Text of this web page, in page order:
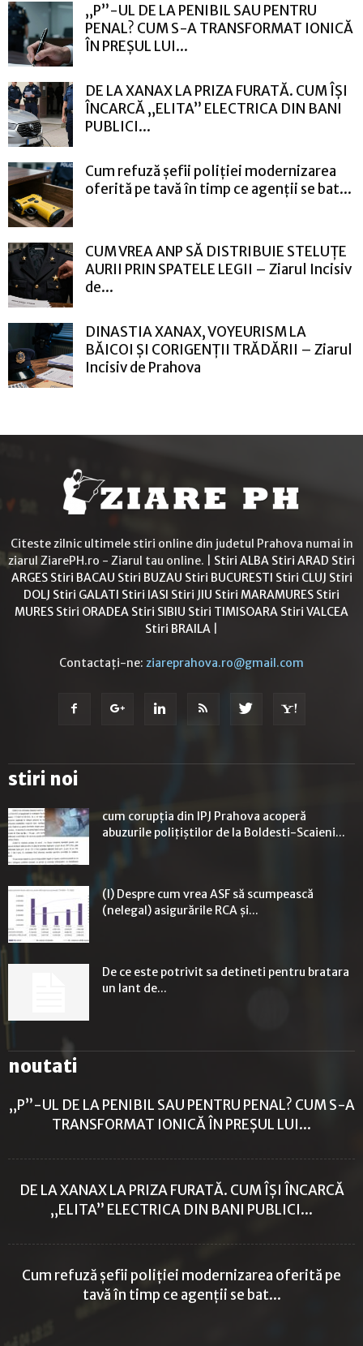
„P”-UL DE LA PENIBIL SAU PENTRU
PENAL? CUM S-A TRANSFORMAT IONICĂ
ÎN PREȘUL LUI...
DE LA XANAX LA PRIZA FURATĂ. CUM ÎȘI
ÎNCARCĂ „ELITA” ELECTRICA DIN BANI
PUBLICI...
Cum refuză șefii poliției modernizarea
oferită pe tavă în timp ce agenții se bat...
CUM VREA ANP SĂ DISTRIBUIE STELUȚE
AURII PRIN SPATELE LEGII – Ziarul Incisiv
de...
DINASTIA XANAX, VOYEURISM LA
BĂICOI ȘI CORIGENȚII TRĂDĂRII – Ziarul
Incisiv de Prahova
Citeste zilnic ultimele stiri online din judetul Prahova numai in
ziarul ZiarePH.ro - Ziarul tau online. | Stiri ALBA Stiri ARAD Stiri
ARGES Stiri BACAU Stiri BUZAU Stiri BUCURESTI Stiri CLUJ Stiri
DOLJ Stiri GALATI Stiri IASI Stiri JIU Stiri MARAMURES Stiri
MURES Stiri ORADEA Stiri SIBIU Stiri TIMISOARA Stiri VALCEA
Stiri BRAILA
Contactați-ne: ziareprahova.ro@gmail.com
stiri noi
cum corupția din IPJ Prahova acoperă
abuzurile polițiștilor de la Boldesti-Scaieni...
(I) Despre cum vrea ASF să scumpească
(nelegal) asigurările RCA și...
De ce este potrivit sa detineti pentru bratara
un lant de...
noutati
„P”-UL DE LA PENIBIL SAU PENTRU PENAL? CUM S-A
TRANSFORMAT IONICĂ ÎN PREȘUL LUI...
DE LA XANAX LA PRIZA FURATĂ. CUM ÎȘI ÎNCARCĂ
„ELITA” ELECTRICA DIN BANI PUBLICI...
Cum refuză șefii poliției modernizarea oferită pe
tavă în timp ce agenții se bat...